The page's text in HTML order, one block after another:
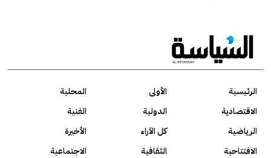
الرئيسية الأولى
المحلية
الاقتصادية
الدولية
الفنية
الرياضية
كل الآراء
الأخيرة
الافتتاحية
الثقافية
الاجتماعية